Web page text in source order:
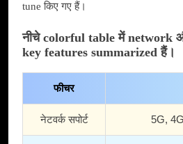
tune किए गए हैं।
नीचे colorful table में network
key features summarized हैं।
फीचर
नेटवर्क सपोर्ट 5G,